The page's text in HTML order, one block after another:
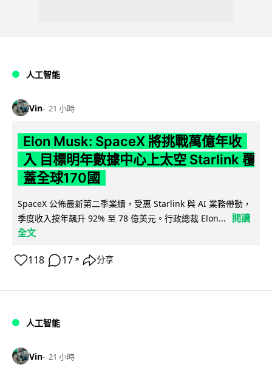
人工智能
Vin 21 小時
Elon Musk: SpaceX 將挑戰萬億年收
入 目標明年數據中心上太空 Starlink 覆
蓋全球170國
SpaceX 公佈最新第二季業績，受惠 Starlink 與 AI 業務帶動，
季度收入按年飆升 92% 至 78 億美元。行政總裁 Elon...
閱讀
全文
118 17 ↗ 分享
人工智能
Vin 21 小時